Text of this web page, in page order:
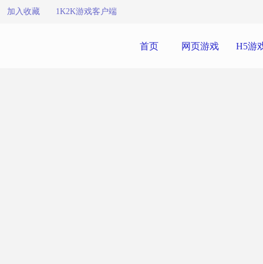
加入收藏 1K2K游戏客户端
首页 网页游戏 H5游